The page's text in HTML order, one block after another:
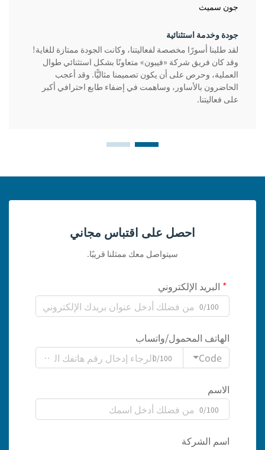
جون سميث
جودة وخدمة استثنائية
لقد طلبنا أسورًا مخصصة لفعاليتنا، وكانت الجودة ممتازة للغاية!
وقد كان فريق شركة «فيبون» متعاونًا بشكل استثنائي طوال
العملية، وحرص على أن يكون تصميمنا مثاليًّا. وقد أعجب
الحاضرون بالأساور، وساهمت في إضفاء طابع احترافي أكبر
على فعاليتنا.
احصل على اقتباس مجاني
سيتواصل معك ممثلنا قريبًا.
البريد الإلكتروني
0/100
الهاتف المحمول/واتساب
Code
0/100
الاسم
0/100
اسم الشركة